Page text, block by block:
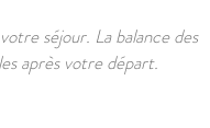
séjour. La balance des
après votre départ.